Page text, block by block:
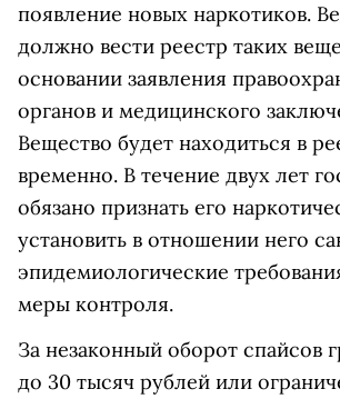
появление новых наркотиков.
должно вести реестр таких
основании заявления
органов и медицинского
Вещество будет находиться в
временно. В течение двух лет
обязано признать его
установить в отношении него
эпидемиологические
меры контроля.
За незаконный оборот спайсов
до 30 тысяч рублей или